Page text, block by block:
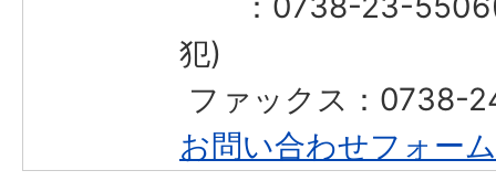
犯)
ファックス：0738-
お問い合わせフォーム